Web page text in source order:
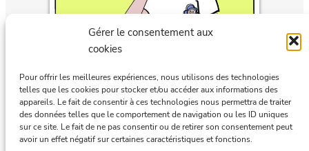
Gérer le consentement aux
cookies
Pour offrir les meilleures expériences, nous utilisons des technologies
telles que les cookies pour stocker et/ou accéder aux informations des
appareils. Le fait de consentir à ces technologies nous permettra de traiter
des données telles que le comportement de navigation ou les ID uniques
sur ce site. Le fait de ne pas consentir ou de retirer son consentement peut
avoir un effet négatif sur certaines caractéristiques et fonctions.
EP 03/05/2024